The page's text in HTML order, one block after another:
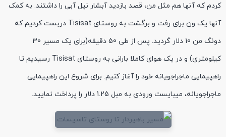
کردم که آنها هم مثل من، قصد بازدید آبشار نیل آبی را داشتند. به کمک
آنها یک ون برای رفت و برگشت به روستای Tisisat دربست کردیم که
دونگ من 10 دلار گردید. پس از طی 50 دقیقه(برای یک مسیر 30
کیلومتری) و در یک هوای کاملا بارانی به روستای Tisisat رسیدیم تا
راهپیمایی ماجراجویانه خود را آغاز کنیم. برای شروع این راهپیمایی
ماجراجویانه، میبایست ورودی به مبل 1.25 دلار را پرداخت نمایید.